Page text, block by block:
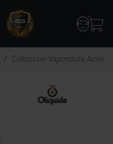
Collection Vaponaute Aces